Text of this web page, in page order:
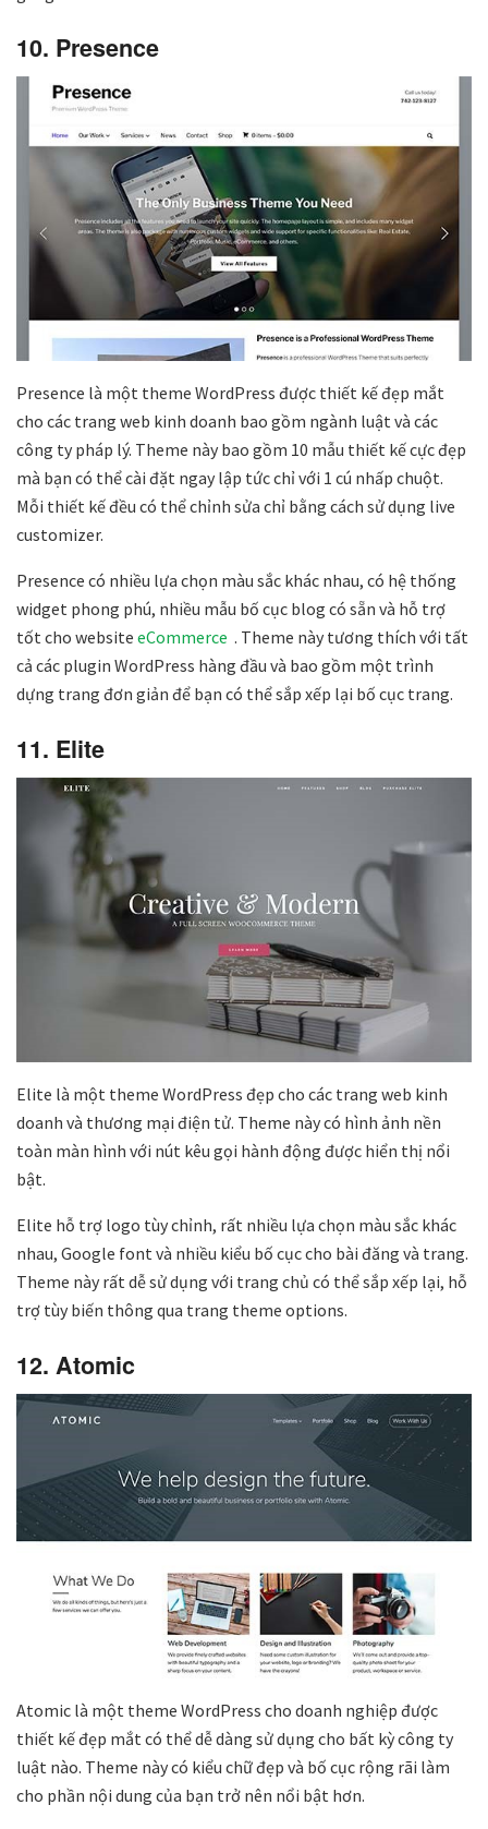
10. Presence
Presence là một theme WordPress được thiết kế đẹp mắt
cho các trang web kinh doanh bao gồm ngành luật và các
công ty pháp lý. Theme này bao gồm 10 mẫu thiết kế cực đẹp
mà bạn có thể cài đặt ngay lập tức chỉ với 1 cú nhấp chuột.
Mỗi thiết kế đều có thể chỉnh sửa chỉ bằng cách sử dụng live
customizer.
Presence có nhiều lựa chọn màu sắc khác nhau, có hệ thống
widget phong phú, nhiều mẫu bố cục blog có sẵn và hỗ trợ
tốt cho website eCommerce . Theme này tương thích với tất
cả các plugin WordPress hàng đầu và bao gồm một trình
dựng trang đơn giản để bạn có thể sắp xếp lại bố cục trang.
11. Elite
Elite là một theme WordPress đẹp cho các trang web kinh
doanh và thương mại điện tử. Theme này có hình ảnh nền
toàn màn hình với nút kêu gọi hành động được hiển thị nổi
bật.
Elite hỗ trợ logo tùy chỉnh, rất nhiều lựa chọn màu sắc khác
nhau, Google font và nhiều kiểu bố cục cho bài đăng và trang.
Theme này rất dễ sử dụng với trang chủ có thể sắp xếp lại, hỗ
trợ tùy biến thông qua trang theme options.
12. Atomic
Atomic là một theme WordPress cho doanh nghiệp được
thiết kế đẹp mắt có thể dễ dàng sử dụng cho bất kỳ công ty
luật nào. Theme này có kiểu chữ đẹp và bố cục rộng rãi làm
cho phần nội dung của bạn trở nên nổi bật hơn.